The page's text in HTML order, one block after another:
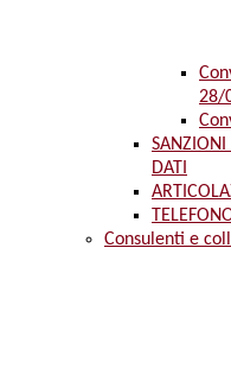
28/
DATI
Consulenti e